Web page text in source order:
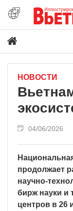
НОВОСТИ
04/06/2026
продолжает
научно-
бирж науки и
центров в 26